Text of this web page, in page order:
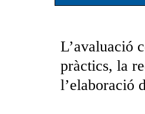
L’avaluació
pràctics, la
l’elaboració